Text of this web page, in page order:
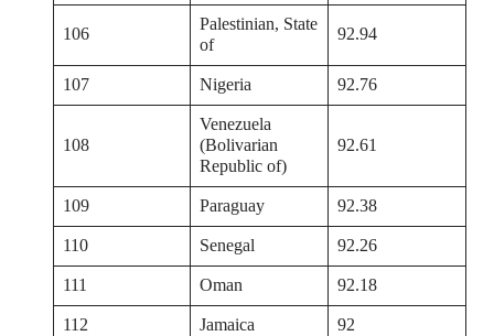
106
Palestinian, State
of
92.94
107 Nigeria 92.76
108
Venezuela
(Bolivarian
Republic of)
92.61
109 Paraguay
92.38
110
Senegal
92.26
111
Oman
92.18
112
Jamaica
92